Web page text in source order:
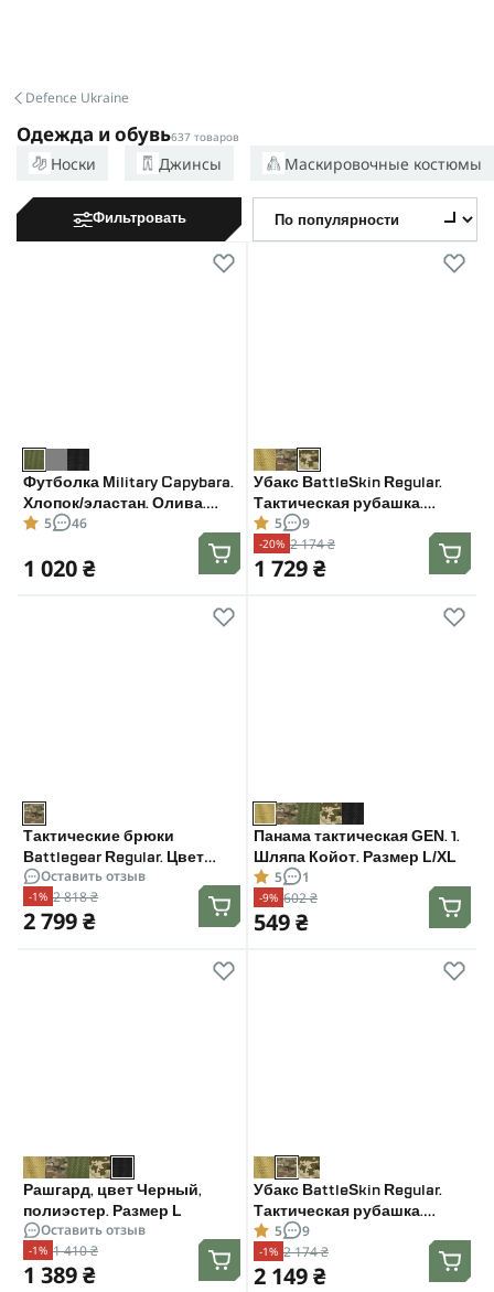
Defence Ukraine
Одежда и обувь637 товаров
Носки Джинсы Маскировочные костюмы
Фильтровать
Футболка Military Capybara.
Хлопок/эластан. Олива.
Размер L
5 46
1 020 ₴
Убакс BattleSkin Regular.
Тактическая рубашка.
Пиксель. Размер: L
5 9
-20% 2 174 ₴
1 729 ₴
Тактические брюки
Battlegear Regular. Цвет
Мультикам. Размер: L
Оставить отзыв
-1% 2 818 ₴
2 799 ₴
Панама тактическая GEN. 1.
Шляпа Койот. Размер L/XL
5 1
-9% 602 ₴
549 ₴
Рашгард, цвет Черный,
полиэстер. Размер L
Оставить отзыв
-1% 1 410 ₴
1 389 ₴
Убакс BattleSkin Regular.
Тактическая рубашка.
Мультикам. Размер: L
5 9
-1% 2 174 ₴
2 149 ₴